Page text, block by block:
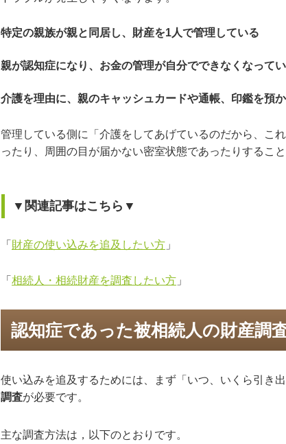
特定の親族が親と同居し、財産を1人で管理している
親が認知症になり、お金の管理が自分でできなくなって
介護を理由に、親のキャッシュカードや通帳、印鑑を預
管理している側に「介護をしてあげているのだから、こ
ったり、周囲の目が届かない密室状態であったりするこ
▼関連記事はこちら▼
「 財産の使い込みを追及したい方 」
「 相続人・相続財産を調査したい方 」
認知症であった被相続人の財産調
使い込みを追及するためには、まず「いつ、いくら引き
調査が必要です。
主な調査方法は，以下のとおりです。